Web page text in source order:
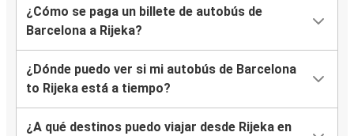
¿Cómo se paga un billete de autobús de
Barcelona a Rijeka?
¿Dónde puedo ver si mi autobús de Barcelona
to Rijeka está a tiempo?
¿A qué destinos puedo viajar desde Rijeka en